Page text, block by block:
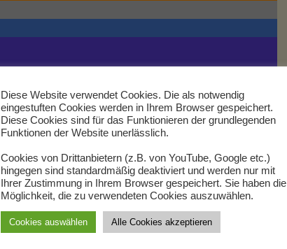
Diese Website verwendet Cookies. Die als notwendig
eingestuften Cookies werden in Ihrem Browser gespeichert.
Diese Cookies sind für das Funktionieren der grundlegenden
Funktionen der Website unerlässlich.
Cookies von Drittanbietern (z.B. von YouTube, Google etc.)
hingegen sind standardmäßig deaktiviert und werden nur mit
Ihrer Zustimmung in Ihrem Browser gespeichert. Sie haben die
Möglichkeit, die zu verwendeten Cookies auszuwählen.
Cookies auswählen Alle Cookies akzeptieren